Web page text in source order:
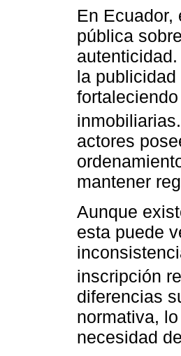
En Ecuador,
pública
la
inmobiliarias.
actores
mantener
Aunque
esta puede
inscripción
diferencias
normativa,
necesidad